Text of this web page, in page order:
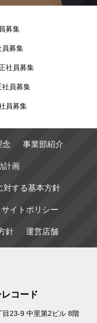
募集
員募集
社員募集
社員募集
員募集
念 事業部紹介
計画
対する基本方針
サイトポリシー
針 運営店舗
コード
23-9 中里第2ビル 8階